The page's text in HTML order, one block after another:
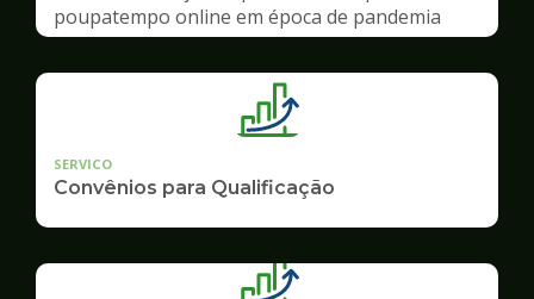
poupatempo online em época de pandemia
SERVICO
Convênios para Qualificação